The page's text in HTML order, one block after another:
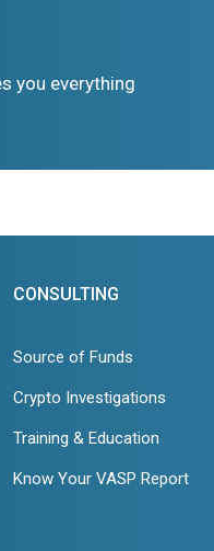
you everything
CONSULTING
Source of Funds
Crypto Investigations
Training & Education
Know Your VASP Report